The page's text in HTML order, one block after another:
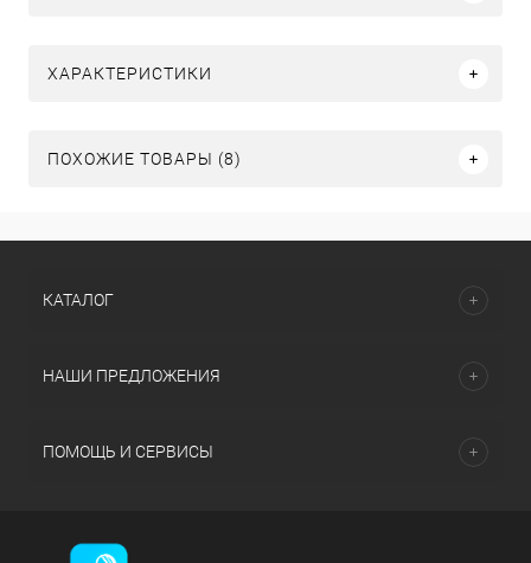
ХАРАКТЕРИСТИКИ
ПОХОЖИЕ ТОВАРЫ (8)
КАТАЛОГ
НАШИ ПРЕДЛОЖЕНИЯ
ПОМОЩЬ И СЕРВИСЫ